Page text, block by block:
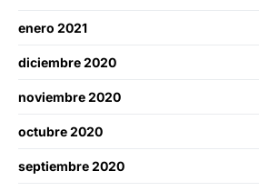
enero 2021
diciembre 2020
noviembre 2020
octubre 2020
septiembre 2020